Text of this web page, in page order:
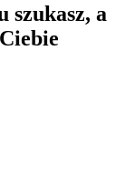
szukasz, a